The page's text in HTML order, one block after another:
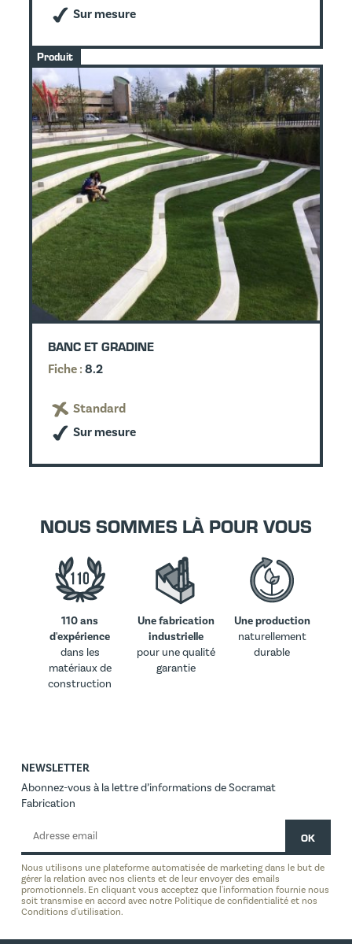
Sur mesure
Produit
BANC ET GRADINE
Fiche :8.2
Standard
Sur mesure
NOUS SOMMES LÀ POUR VOUS
110 ans
d'expérience
dans les
matériaux de
construction
Une fabrication
industrielle
pour une qualité
garantie
Une production
naturellement
durable
NEWSLETTER
Abonnez-vous à la lettre d’informations de Socramat
Fabrication
Nous utilisons une plateforme automatisée de marketing dans le but de
gérer la relation avec nos clients et de leur envoyer des emails
promotionnels. En cliquant vous acceptez que l'information fournie nous
soit transmise en accord avec notre Politique de confidentialité et nos
Conditions d'utilisation.